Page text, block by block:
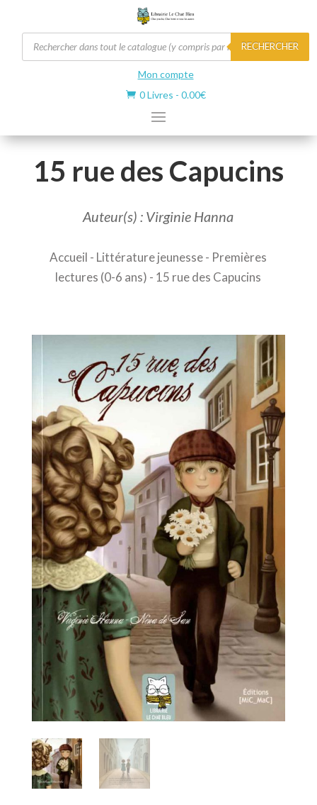
Recherche
de
produits
RECHERCHER
Mon compte
 0 Livres - 0.00€
15 rue des Capucins
Auteur(s) : Virginie Hanna
Accueil - Littérature jeunesse- Premières
lectures (0-6 ans) - 15 rue des Capucins